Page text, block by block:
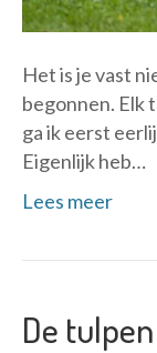
Het is je vast
begonnen. Elk
ga ik eerst
Eigenlijk heb…
Lees meer
De